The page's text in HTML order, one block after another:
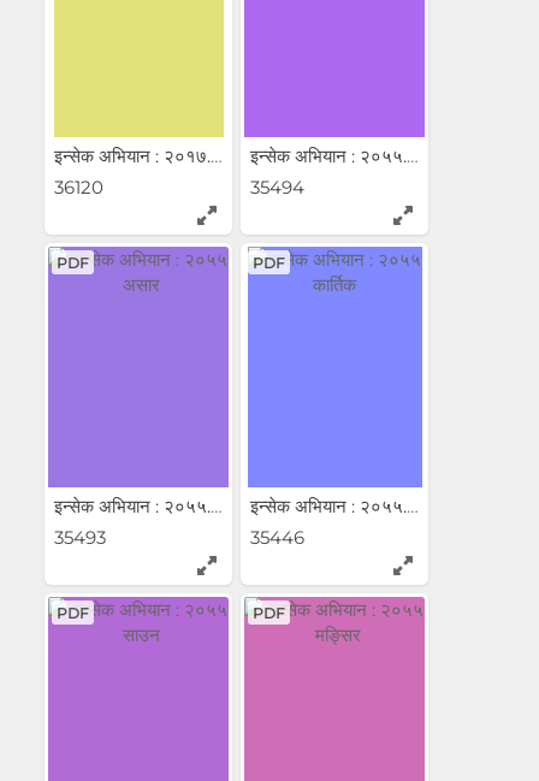
इन्सेक अभियान : २०१७...
36120
इन्सेक अभियान : २०५५...
35494
PDF
इन्सेक अभियान : २०५५...
35493
PDF
इन्सेक अभियान : २०५५...
35446
PDF PDF